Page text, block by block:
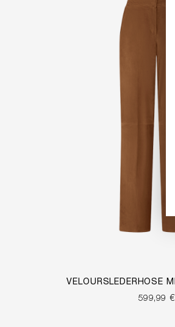
VELOURSLEDERHOSE
599,99 €